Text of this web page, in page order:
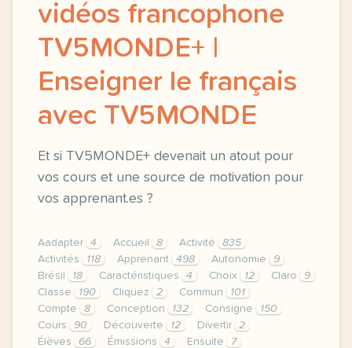
vidéos francophone
TV5MONDE+ |
Enseigner le français
avec TV5MONDE
Et si TV5MONDE+ devenait un atout pour
vos cours et une source de motivation pour
vos apprenant.es ?
Aadapter 4 Accueil 8 Activité
835
Activités
118 Apprenant 498 Autonomie
9
Brésil
18 Caractéristiques 4 Choix 12 Claro
9
Classe
190 Cliquez 2 Commun
101
Compte
8 Conception 132 Consigne
150
Cours
90 Découverte 12 Divertir
2
Élèves
66 Émissions 4 Ensuite
7